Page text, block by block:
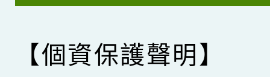
【個資保護聲明】